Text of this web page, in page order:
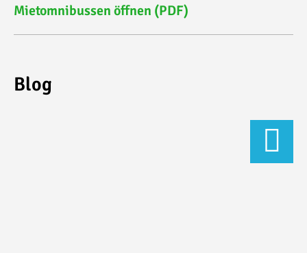
Mietomnibussen öffnen (PDF)
Blog